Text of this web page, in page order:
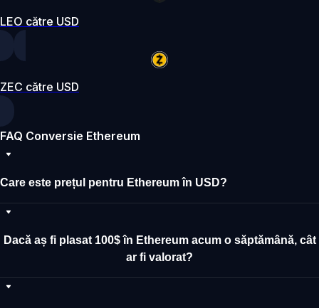
LEO către USD
ZEC către USD
FAQ Conversie Ethereum
Care este prețul pentru Ethereum în USD?
Dacă aș fi plasat 100$ în Ethereum acum o săptămână, cât
ar fi valorat?